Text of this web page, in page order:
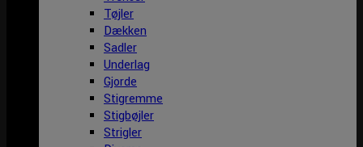
Tøjler
Dækken
Sadler
Underlag
Gjorde
Stigremme
Stigbøjler
Strigler